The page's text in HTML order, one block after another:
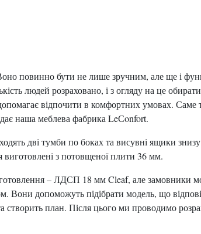
повинно бути не лише зручним, але ще і
людей розраховано, і з огляду на це
відпочити в комфортних умовах.
наша меблева фабрика LeСonfort.
дві тумби по боках та висувні ящики
виготовлені з потовщеної плити 36 мм.
– ЛДСП 18 мм Cleaf, але замовники
Вони допоможуть підібрати модель, що
створить план. Після цього ми проводимо